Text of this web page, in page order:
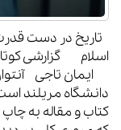
تاریخ در دست
اسلام گزارشی
دانشگاه مریلند
کتاب و مقاله به